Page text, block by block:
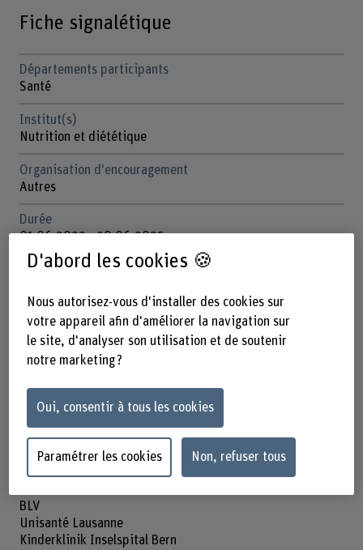
Fiche signalétique
Départements participants
Santé
Institut(s)
Nutrition et diététique
Organisation d'encouragement
Autres
Durée
01.06.2022 - 30.06.2025
Direction du projet
Équipe du projet
Tanja Häusermann
Katja Uhlmann
Franziska Scheidegger-Balmer
Loan Catalano
Deborah Beyli
Fabienne Schaller
Natalie Sara Bez
Partenaire
BLV
Unisanté Lausanne
Kinderklinik Inselspital Bern
D'abord les cookies 🍪
Nous autorisez-vous d'installer des cookies sur
votre appareil afin d'améliorer la navigation sur
le site, d'analyser son utilisation et de soutenir
notre marketing ?
Oui, consentir à tous les cookies
Paramétrer les cookies Non, refuser tous